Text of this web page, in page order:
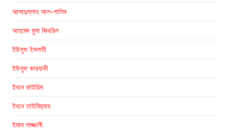
আসাদুল্লাহ আল-গালিব
আহমেদ মুসা জিবরিল
ইউসুফ ইসলাহী
ইউসুফ কারযাভী
ইবনে কাইয়িম
ইবনে তাইমিয়্যাহ
ইমাম গাজ্জালী